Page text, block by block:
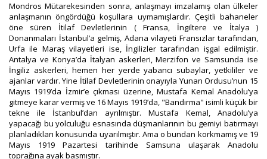
Mondros Mütarekesinden sonra, anlaşmayı imzalamış olan ülkeler
anlaşmanın öngördüğü koşullara uymamışlardır. Çeşitli bahaneler
öne süren İtilaf Devletlerinin ( Fransa, İngiltere ve İtalya )
Donanmaları İstanbul’a gelmiş, Adana vilayeti Fransızlar tarafından,
Urfa ile Maraş vilayetleri ise, İngilizler tarafından işgal edilmiştir.
Antalya ve Konya’da İtalyan askerleri, Merzifon ve Samsunda ise
İngiliz askerleri, hemen her yerde yabancı subaylar, yetkililer ve
ajanlar vardır. Yine İtilaf Devletlerinin onayıyla Yunan Ordusu’nun 15
Mayıs 1919’da İzmir’e çıkması üzerine, Mustafa Kemal Anadolu’ya
gitmeye karar vermiş ve 16 Mayıs 1919’da, "Bandırma" isimli küçük bir
tekne ile İstanbul’dan ayrılmıştır. Mustafa Kemal, Anadolu’ya
yapacağı bu yolculuğu esnasında düşmanlarının bu gemiyi batırmayı
planladıkları konusunda uyarılmıştır. Ama o bundan korkmamış ve 19
Mayıs 1919 Pazartesi tarihinde Samsuna ulaşarak Anadolu
toprağına ayak basmıştır.